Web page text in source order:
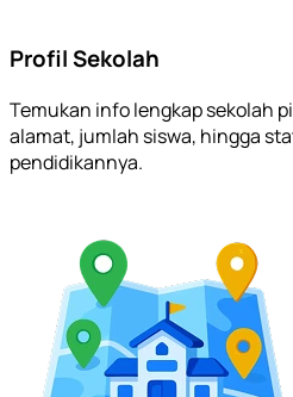
Profil Sekolah
Temukan info lengkap sekolah
alamat, jumlah siswa, hingga
pendidikannya.